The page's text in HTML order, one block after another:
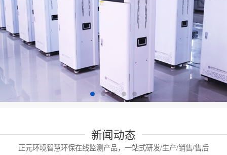
新闻动态
正元环境智慧环保在线监测产品，一站式研发/生产/销售/售后